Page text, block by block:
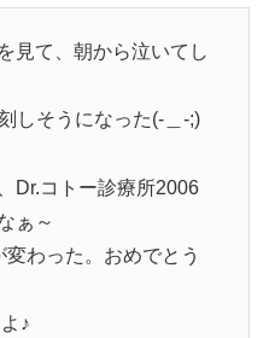
見て、朝から泣いてし
しそうになった(-＿-;)
Dr.コトー診療所2006
ぁ～
わった。おめでとう
♪